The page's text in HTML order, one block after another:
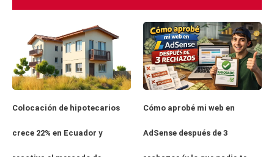
Colocación de hipotecarios
crece 22% en Ecuador y
Cómo aprobé mi web en
AdSense después de 3